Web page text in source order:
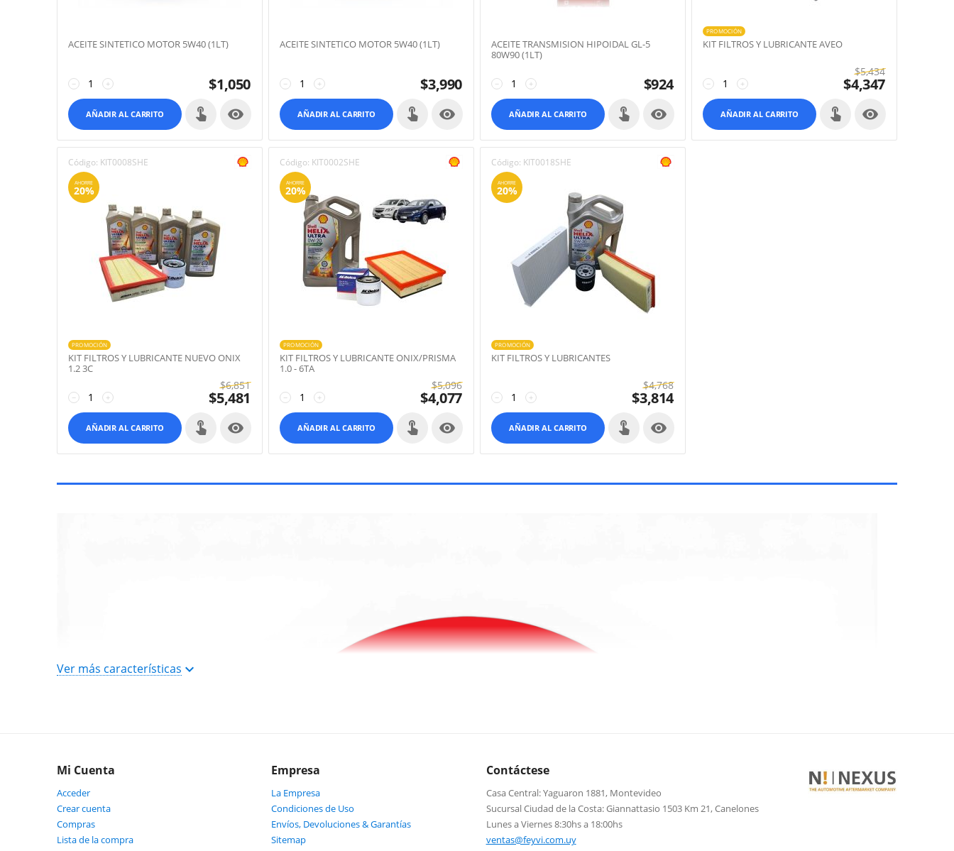
ACEITE SINTETICO MOTOR 5W40 (1LT)
+
− $1,050
AÑADIR AL CARRITO 
ACEITE SINTETICO MOTOR 5W40 (1LT)
+
− $3,990
AÑADIR AL CARRITO 
ACEITE TRANSMISION HIPOIDAL GL-5
80W90 (1LT)
+
− $924
AÑADIR AL CARRITO 
PROMOCIÓN
KIT FILTROS Y LUBRICANTE AVEO
+
−
$5,434
$4,347
AÑADIR AL CARRITO 
Código: KIT0008SHE
AHORRE
20%
PROMOCIÓN
KIT FILTROS Y LUBRICANTE NUEVO ONIX
1.2 3C
+
−
$6,851
$5,481
AÑADIR AL CARRITO 
Código: KIT0002SHE
AHORRE
20%
PROMOCIÓN
KIT FILTROS Y LUBRICANTE ONIX/PRISMA
1.0 - 6TA
+
−
$5,096
$4,077
AÑADIR AL CARRITO 
Código: KIT0018SHE
AHORRE
20%
PROMOCIÓN
KIT FILTROS Y LUBRICANTES
+
−
$4,768
$3,814
AÑADIR AL CARRITO 
Ver más características
Mi Cuenta
Acceder
Crear cuenta
Compras
Lista de la compra
Empresa
La Empresa
Condiciones de Uso
Envíos, Devoluciones & Garantías
Sitemap
Contáctese
Casa Central: Yaguaron 1881, Montevideo
Sucursal Ciudad de la Costa: Giannattasio 1503 Km 21, Canelones
Lunes a Viernes 8:30hs a 18:00hs
ventas@feyvi.com.uy